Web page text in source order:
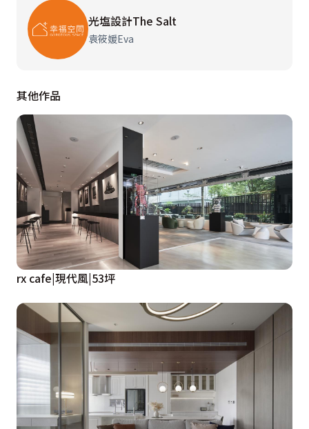
光塩設計The Salt
袁筱媛Eva
其他作品
rx cafe|現代風|53坪